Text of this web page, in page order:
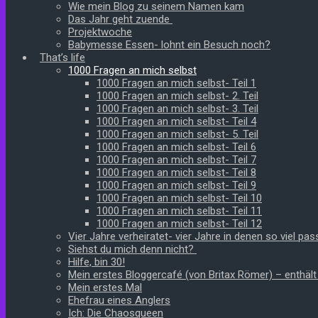
Wie mein Blog zu seinem Namen kam
Das Jahr geht zuende
Projektwoche
Babymesse Essen- lohnt ein Besuch noch?
That’s life
1000 Fragen an mich selbst
1000 Fragen an mich selbst- Teil 1
1000 Fragen an mich selbst- 2. Teil
1000 Fragen an mich selbst- 3. Teil
1000 Fragen an mich selbst- Teil 4
1000 Fragen an mich selbst- 5. Teil
1000 Fragen an mich selbst- Teil 6
1000 Fragen an mich selbst- Teil 7
1000 Fragen an mich selbst- Teil 8
1000 Fragen an mich selbst- Teil 9
1000 Fragen an mich selbst- Teil 10
1000 Fragen an mich selbst- Teil 11
1000 Fragen an mich selbst- Teil 12
Vier Jahre verheiratet- vier Jahre in denen so viel
Siehst du mich denn nicht?
Hilfe, bin 30!
Mein erstes Bloggercafé (von Britax Römer) – enthält
Mein erstes Mal
Ehefrau eines Anglers
Ich: Die Chaosqueen